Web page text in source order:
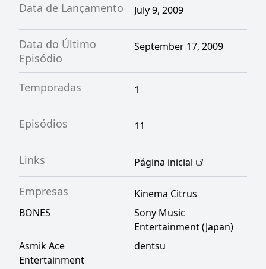
Data de Lançamento July 9, 2009
Data do Último
Episódio
September 17, 2009
Temporadas 1
Episódios 11
Links Página inicial
Empresas
Kinema Citrus
BONES
Sony Music
Entertainment (Japan)
Asmik Ace
Entertainment
dentsu